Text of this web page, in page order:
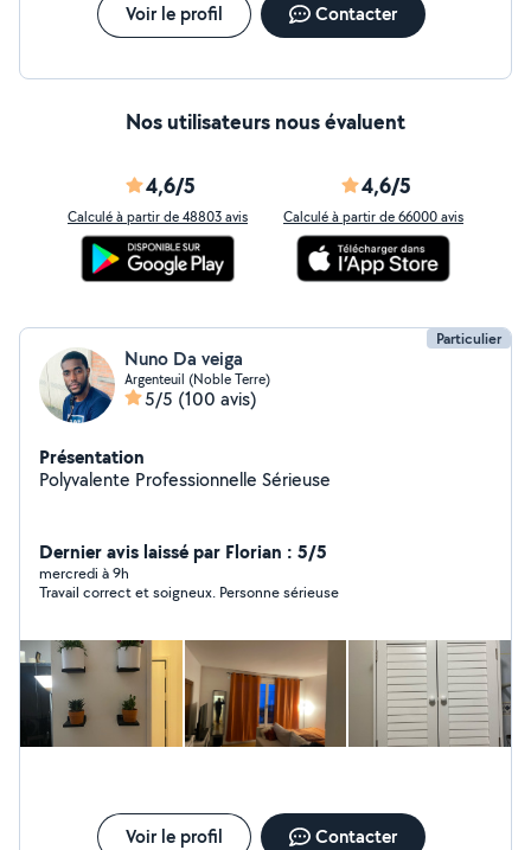
Voir le profil Contacter
Nos utilisateurs nous évaluent
4,6/5
Calculé à partir de 48803 avis
4,6/5
Calculé à partir de 66000 avis
Particulier
Nuno Da veiga
Argenteuil (Noble Terre)
5/5 (100 avis)
Présentation
Polyvalente Professionnelle Sérieuse
Dernier avis laissé par Florian : 5/5
mercredi à 9h
Travail correct et soigneux. Personne sérieuse
Voir le profil Contacter